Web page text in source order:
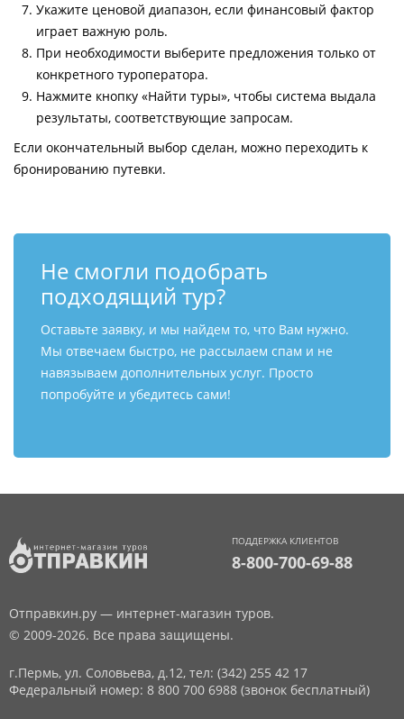
Укажите ценовой диапазон, если финансовый фактор
играет важную роль.
При необходимости выберите предложения только от
конкретного туроператора.
Нажмите кнопку «Найти туры», чтобы система выдала
результаты, соответствующие запросам.
Если окончательный выбор сделан, можно переходить к
бронированию путевки.
Не смогли подобрать
подходящий тур?
Оставьте заявку, и мы найдем то, что Вам нужно.
Мы отвечаем быстро, не рассылаем спам и не
навязываем дополнительных услуг. Просто
попробуйте и убедитесь сами!
ПОДДЕРЖКА КЛИЕНТОВ
8-800-700-69-88
Отправкин.ру — интернет-магазин туров.
© 2009-2026. Все права защищены.
г.Пермь, ул. Соловьева, д.12, тел: (342) 255 42 17
Федеральный номер: 8 800 700 6988 (звонок бесплатный)